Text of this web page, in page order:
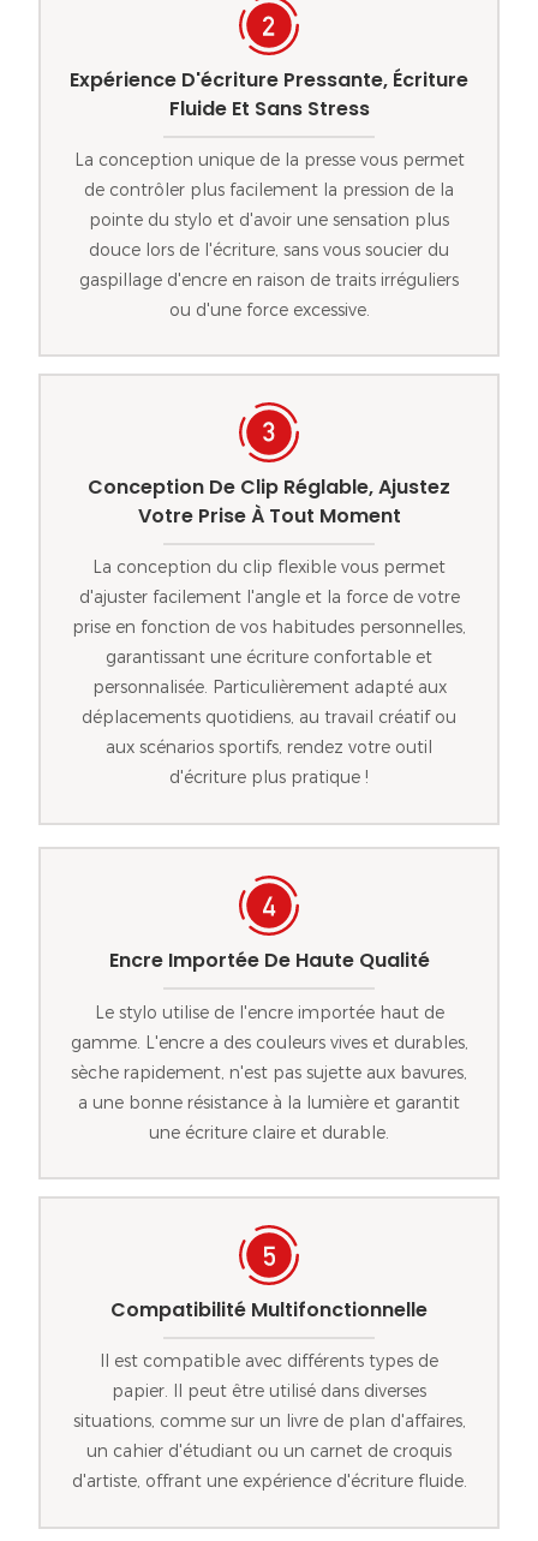
Expérience D'écriture Pressante, Écriture
Fluide Et Sans Stress
La conception unique de la presse vous permet
de contrôler plus facilement la pression de la
pointe du stylo et d'avoir une sensation plus
douce lors de l'écriture, sans vous soucier du
gaspillage d'encre en raison de traits irréguliers
ou d'une force excessive.
Conception De Clip Réglable, Ajustez
Votre Prise À Tout Moment
La conception du clip flexible vous permet
d'ajuster facilement l'angle et la force de votre
prise en fonction de vos habitudes personnelles,
garantissant une écriture confortable et
personnalisée. Particulièrement adapté aux
déplacements quotidiens, au travail créatif ou
aux scénarios sportifs, rendez votre outil
d'écriture plus pratique !
Encre Importée De Haute Qualité
Le stylo utilise de l'encre importée haut de
gamme. L'encre a des couleurs vives et durables,
sèche rapidement, n'est pas sujette aux bavures,
a une bonne résistance à la lumière et garantit
une écriture claire et durable.
Compatibilité Multifonctionnelle
Il est compatible avec différents types de
papier. Il peut être utilisé dans diverses
situations, comme sur un livre de plan d'affaires,
un cahier d'étudiant ou un carnet de croquis
d'artiste, offrant une expérience d'écriture fluide.